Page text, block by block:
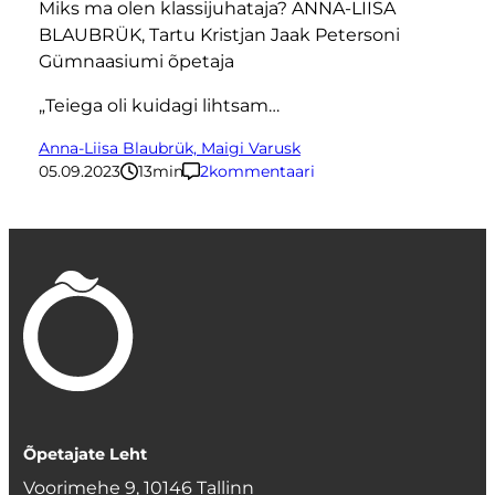
Miks ma olen klassijuhataja? ANNA-LIISA
BLAUBRÜK, Tartu Kristjan Jaak Petersoni
Gümnaasiumi õpetaja
„Teiega oli kuidagi lihtsam…
Anna-Liisa Blaubrük, Maigi Varusk
05.09.2023
13minutit
2kommentaari
Õpetajate Leht
Voorimehe 9, 10146 Tallinn